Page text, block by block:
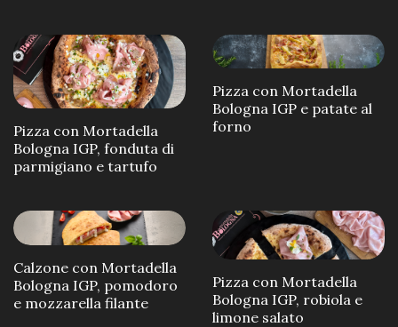
Pizza con Mortadella
Bologna IGP, fonduta di
parmigiano e tartufo
Pizza con Mortadella
Bologna IGP e patate al
forno
Calzone con Mortadella
Bologna IGP, pomodoro
e mozzarella filante
Pizza con Mortadella
Bologna IGP, robiola e
limone salato